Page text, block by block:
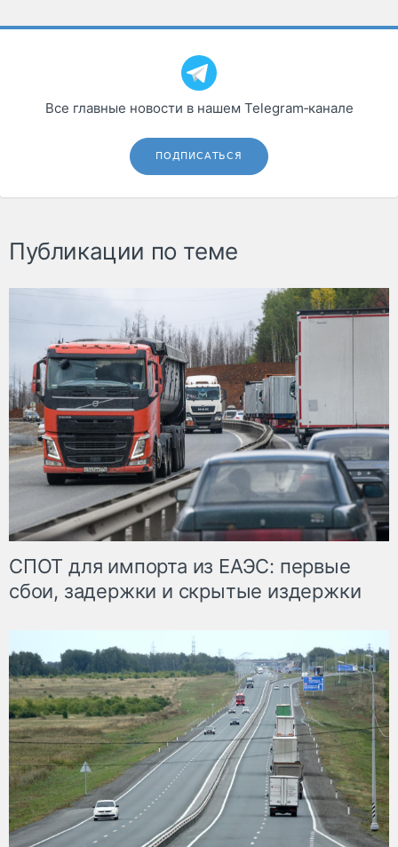
Все главные новости в нашем Telegram‑канале
ПОДПИСАТЬСЯ
Публикации по теме
СПОТ для импорта из ЕАЭС: первые
сбои, задержки и скрытые издержки